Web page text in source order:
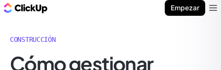
Empezar
CONSTRUCCIÓN
Cómo gestionar